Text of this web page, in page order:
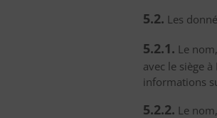
5.2. Les
5.2.1. Le
avec le siège
informations
5.2.2. Le